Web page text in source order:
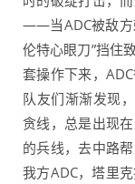
——当ADC被敌方
伦特心眼刀”挡住
套操作下来，
队友们渐渐发现
贪线，总是出现
的兵线，去中路
我方ADC，塔里